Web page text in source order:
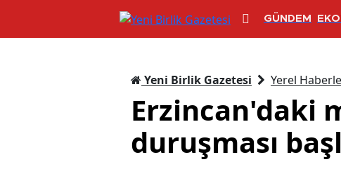
GÜNDEM
Yeni Birlik Gazetesi Yerel
Erzincan'daki
duruşması